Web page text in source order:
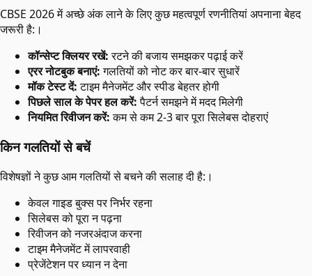
CBSE 2026 में अच्छे अंक लाने के लिए कुछ महत्वपूर्ण रणनीतियां अपनाना बेहद
जरूरी है:।
कॉन्सेप्ट क्लियर रखें:रटने की बजाय समझकर पढ़ाई करें
एरर नोटबुक बनाएं:गलतियों को नोट कर बार-बार सुधारें
मॉक टेस्ट दें:टाइम मैनेजमेंट और स्पीड बेहतर होगी
पिछले साल के पेपर हल करें:पैटर्न समझने में मदद मिलेगी
नियमित रिवीजन करें:कम से कम 2-3 बार पूरा सिलेबस दोहराएं
किन गलतियों से बचें
विशेषज्ञों ने कुछ आम गलतियों से बचने की सलाह दी है:।
केवल गाइड बुक्स पर निर्भर रहना
सिलेबस को पूरा न पढ़ना
रिवीजन को नजरअंदाज करना
टाइम मैनेजमेंट में लापरवाही
प्रेजेंटेशन पर ध्यान न देना